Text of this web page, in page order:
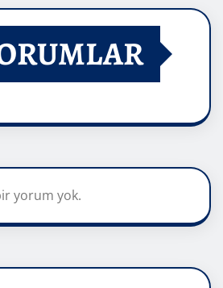
yorum yok.